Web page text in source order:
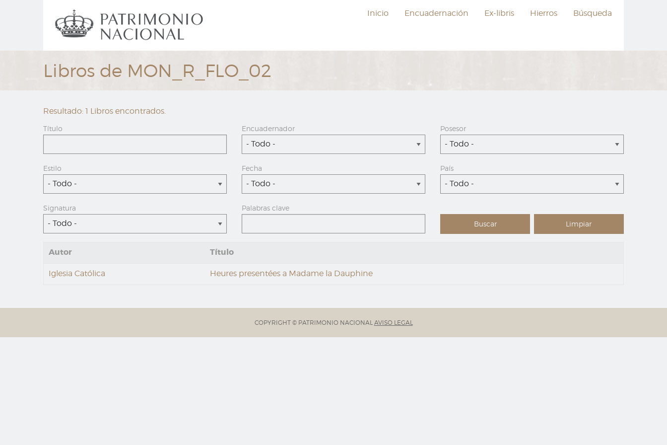
Navegación
principal
Inicio Encuadernación Ex-libris Hierros Búsqueda
Libros de MON_R_FLO_02
Resultado: 1 Libros encontrados.
Título Encuadernador
- Todo -
Posesor
- Todo -
Estilo
- Todo -
Fecha
- Todo -
País
- Todo -
Signatura
- Todo -
Palabras clave
Autor Título
Iglesia Católica Heures presentées a Madame la Dauphine
COPYRIGHT © PATRIMONIO NACIONAL AVISO LEGAL